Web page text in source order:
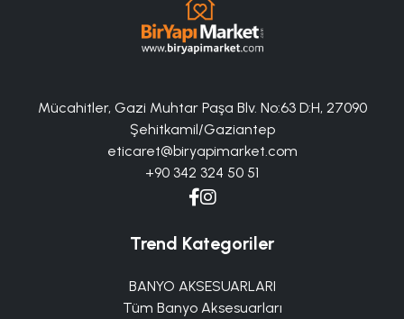
Mücahitler, Gazi Muhtar Paşa Blv. No:63 D:H, 27090
Şehitkamil/Gaziantep
eticaret@biryapimarket.com
+90 342 324 50 51
Trend Kategoriler
BANYO AKSESUARLARI
Tüm Banyo Aksesuarları